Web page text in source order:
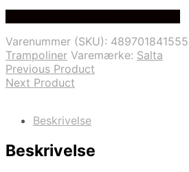
Varenummer (SKU):
Trampoliner Varemærke: Salta
Previous Product
Next Product
Beskrivelse
Beskrivelse